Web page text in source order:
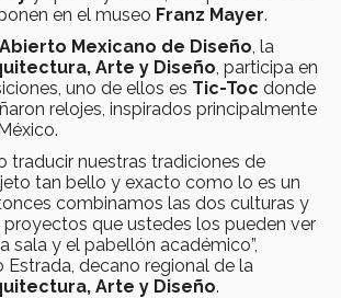
en el museo Franz Mayer.
Abierto Mexicano de Diseño , la
Arte y Diseño , participa en
uno de ellos es Tic-Toc donde
relojes, inspirados principalmente
traducir nuestras tradiciones de
tan bello y exacto como lo es un
combinamos las dos culturas y
que ustedes los pueden ver
sala y el pabellón académico”,
decano regional de la
Arte y Diseño.